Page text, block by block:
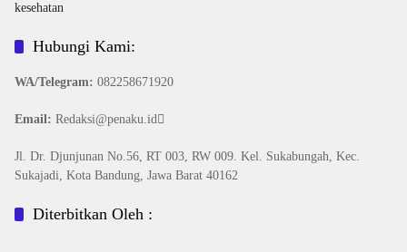
Hubungi Kami:
WA/Telegram: 082258671920
Email: Redaksi@penaku.id
Jl. Dr. Djunjunan No.56, RT 003, RW 009. Kel. Sukabungah, Kec.
Sukajadi, Kota Bandung, Jawa Barat 40162
Diterbitkan Oleh :